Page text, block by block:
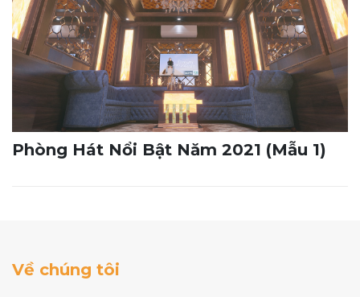
Phòng Hát Nổi Bật Năm 2021 (Mẫu 1)
Về chúng tôi